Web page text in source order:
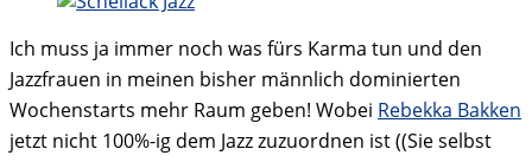
Ich muss ja immer noch was fürs Karma tun und den
Jazzfrauen in meinen bisher männlich dominierten
Wochenstarts mehr Raum geben! Wobei Rebekka Bakken
jetzt nicht 100%-ig dem Jazz zuzuordnen ist ((Sie selbst